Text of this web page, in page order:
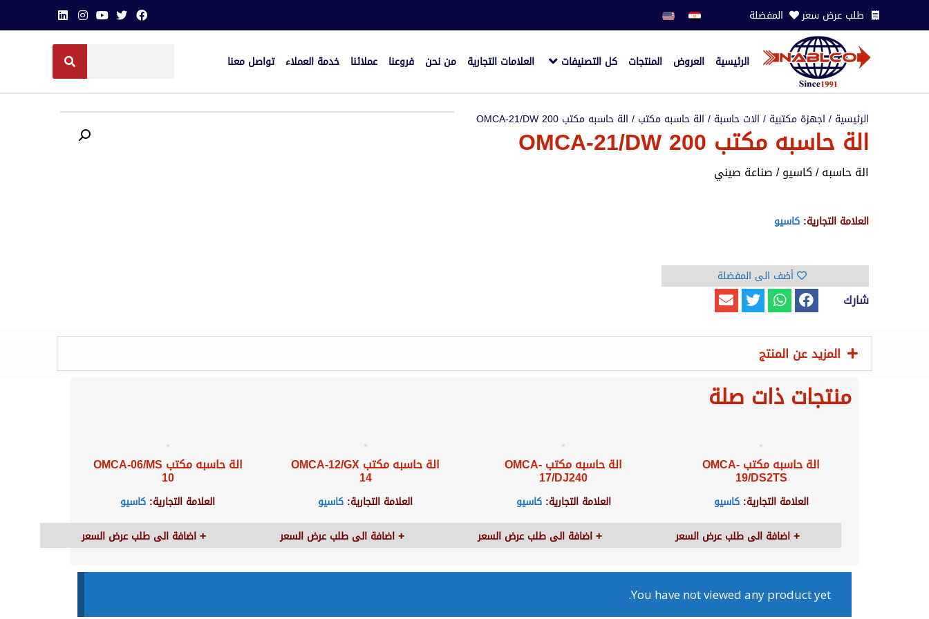
طلب عرض سعر المفضلة
الرئيسية العروض المنتجات كل التصنيفات العلامات التجارية من نحن فروعنا عملائنا خدمة العملاء تواصل معنا
الرئيسية / اجهزة مكتبية / الات حاسبة / الة حاسبه مكتب / الة حاسبه مكتب OMCA-21/DW 200
الة حاسبه مكتب OMCA-21/DW 200
الة حاسبه / كاسيو / صناعة صيني
العلامة التجارية: كاسيو
أضف الى المفضلة
شارك
المزيد عن المنتج
منتجات ذات صلة
الة حاسبه مكتب OMCA-
19/DS2TS
العلامة التجارية:كاسيو
اضافة الى طلب عرض السعر
الة حاسبه مكتب OMCA-
17/DJ240
العلامة التجارية:كاسيو
اضافة الى طلب عرض السعر
الة حاسبه مكتب OMCA-12/GX
14
العلامة التجارية: كاسيو
اضافة الى طلب عرض السعر
الة حاسبه مكتب OMCA-06/MS
10
العلامة التجارية: كاسيو
اضافة الى طلب عرض السعر
You have not viewed any product yet.